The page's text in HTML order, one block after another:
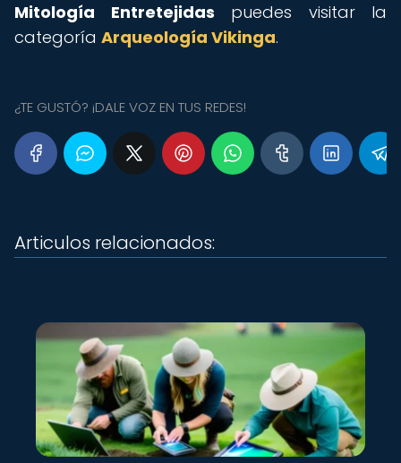
Mitología Entretejidas puedes visitar la
categoría Arqueología Vikinga.
¿TE GUSTÓ? ¡DALE VOZ EN TUS REDES!
Articulos relacionados: